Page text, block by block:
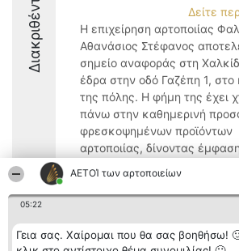
ΑΕΤΟΊ των αρτοποιείων
05:22
Γεια σας. Χαίρομαι που θα σας βοηθήσω!
Διακριθέντες
Δείτε
Η επιχείρηση αρτοποιίας
Αθανάσιος Στέφανος
σημείο αναφοράς στη
έδρα στην οδό Γαζέπη 1, στο
της πόλης. Η φήμη της έχει
πάνω στην καθημερινή
φρεσκοψημένων προϊόντων
αρτοποιίας, δίνοντας
Διοργανωτής της
κατάταξης
Κατάταξη
Διακριθέντες